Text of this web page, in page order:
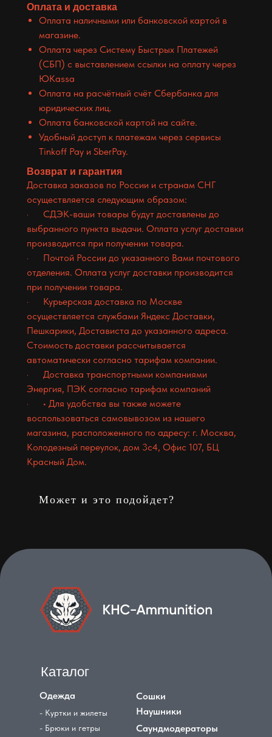
Оплата и доставка
Оплата наличными или банковской картой в
магазине.
Оплата через Систему Быстрых Платежей
(СБП) с выставлением ссылки на оплату через
ЮKassa
Оплата на расчётный счёт Сбербанка для
юридических лиц.
Оплата банковской картой на сайте.
Удобный доступ к платежам через сервисы
Tinkoff Pay и SberPay.
Возврат и гарантия
Доставка заказов по России и странам СНГ
осуществляется следующим образом:
· СДЭК-ваши товары будут доставлены до
выбранного пункта выдачи. Оплата услуг доставки
производится при получении товара.
· Почтой России до указанного Вами почтового
отделения. Оплата услуг доставки производится
при получении товара.
· Курьерская доставка по Москве
осуществляется службами Яндекс Доставки,
Пешкарики, Достависта до указанного адреса.
Стоимость доставки рассчитывается
автоматически согласно тарифам компании.
· Доставка транспортными компаниями
Энергия, ПЭК согласно тарифам компаний
· • Для удобства вы также можете
воспользоваться самовывозом из нашего
магазина, расположенного по адресу: г. Москва,
Колодезный переулок, дом 3с4, Офис 107, БЦ
Красный Дом.
Может и это подойдет?
Каталог
Одежда
- Куртки и жилеты
- Брюки и гетры
Сошки
Наушники
Саундмодераторы